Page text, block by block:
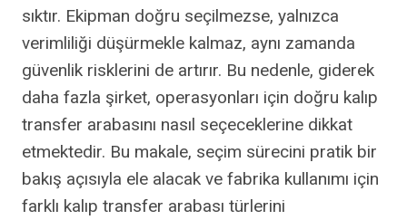
sıktır. Ekipman doğru seçilmezse, yalnızca
verimliliği düşürmekle kalmaz, aynı zamanda
güvenlik risklerini de artırır. Bu nedenle, giderek
daha fazla şirket, operasyonları için doğru kalıp
transfer arabasını nasıl seçeceklerine dikkat
etmektedir. Bu makale, seçim sürecini pratik bir
bakış açısıyla ele alacak ve fabrika kullanımı için
farklı kalıp transfer arabası türlerini